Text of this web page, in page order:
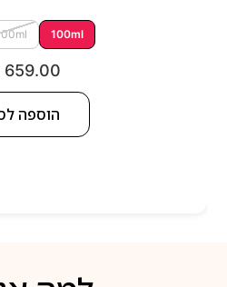
100ml
659.00
הוספה